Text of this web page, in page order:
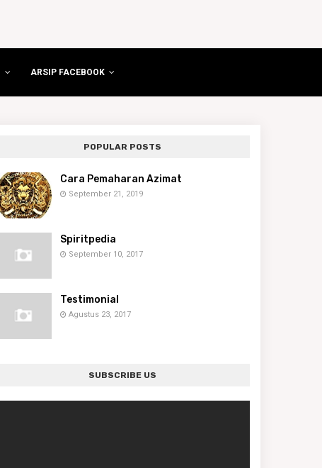
ARSIP FACEBOOK
POPULAR POSTS
Cara Pemaharan Azimat
September 21, 2019
Spiritpedia
September 10, 2017
Testimonial
Agustus 23, 2017
SUBSCRIBE US